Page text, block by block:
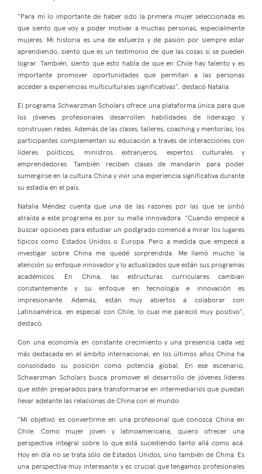
“Para mí lo importante de haber sido la primera mujer seleccionada es
que siento que voy a poder motivar a muchas personas, especialmente
mujeres. Mi historia es una de esfuerzo y de pasión por siempre estar
aprendiendo, siento que es un testimonio de que las cosas sí se pueden
lograr. También, siento que esto habla de que en Chile hay talento y es
importante promover oportunidades que permitan a las personas
acceder a experiencias multiculturales significativas”, destacó Natalia.
El programa Schwarzman Scholars ofrece una plataforma única para que
los jóvenes profesionales desarrollen habilidades de liderazgo y
construyan redes. Además de las clases, talleres, coaching y mentorías; los
participantes complementan su educación a través de interacciones con
líderes políticos, ministros extranjeros, expertos culturales y
emprendedores. También reciben clases de mandarín para poder
sumergirse en la cultura China y vivir una experiencia significativa durante
su estadía en el país.
Natalia Méndez cuenta que una de las razones por las que se sintió
atraída a este programa es por su malla innovadora. “Cuando empecé a
buscar opciones para estudiar un postgrado comencé a mirar los lugares
típicos como Estados Unidos o Europa. Pero a medida que empecé a
investigar sobre China me quedé sorprendida. Me llamó mucho la
atención su enfoque innovador y lo actualizados que están sus programas
académicos. En China, las estructuras curriculares cambian
constantemente y su enfoque en tecnología e innovación es
impresionante. Además, están muy abiertos a colaborar con
Latinoamérica, en especial con Chile, lo cual me pareció muy positivo”,
destacó.
Con una economía en constante crecimiento y una presencia cada vez
más destacada en el ámbito internacional, en los últimos años China ha
consolidado su posición como potencia global. En ese escenario,
Schwarzman Scholars busca promover el desarrollo de jóvenes líderes
que estén preparados para transformarse en intermediarios que puedan
llevar adelante las relaciones de China con el mundo.
“Mi objetivo es convertirme en una profesional que conozca China en
Chile. Como mujer joven y latinoamericana, quiero ofrecer una
perspectiva integral sobre lo que está sucediendo tanto allá como acá.
Hoy en día no se trata sólo de Estados Unidos, sino también de China. Es
una perspectiva muy interesante y es crucial que tengamos profesionales